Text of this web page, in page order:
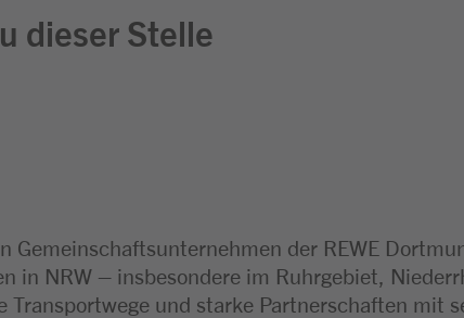
dieser Stelle
Gemeinschaftsunternehmen der REWE
in NRW – insbesondere im Ruhrgebiet,
und starke Partnerschaften mit